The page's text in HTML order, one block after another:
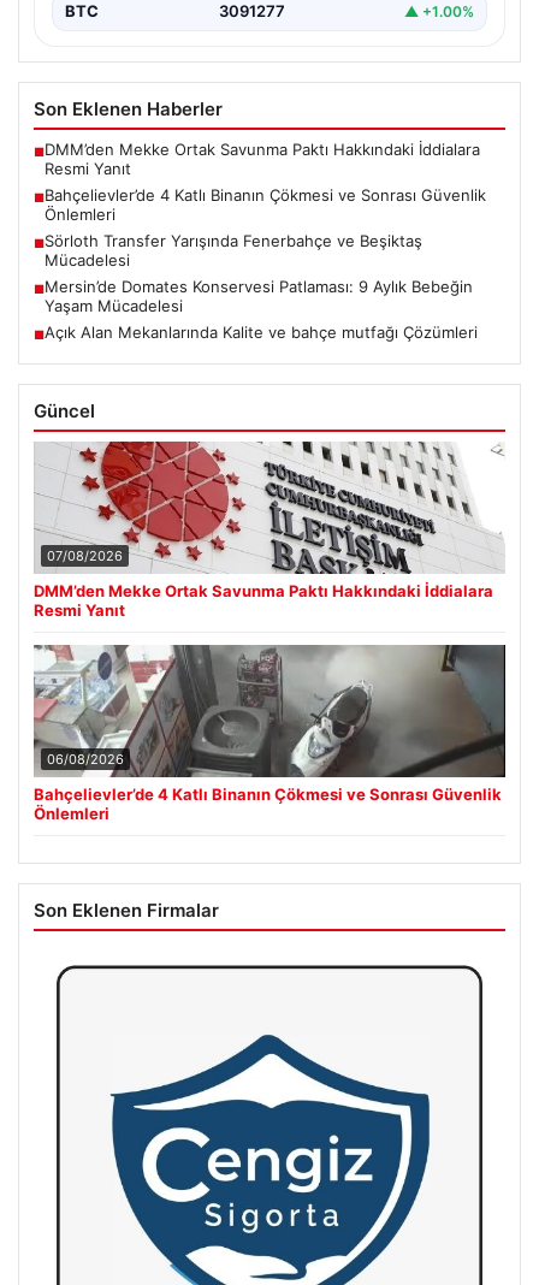
BTC 3091277 ▲ +1.00%
Son Eklenen Haberler
■DMM’den Mekke Ortak Savunma Paktı Hakkındaki İddialara
Resmi Yanıt
■Bahçelievler’de 4 Katlı Binanın Çökmesi ve Sonrası Güvenlik
Önlemleri
■Sörloth Transfer Yarışında Fenerbahçe ve Beşiktaş
Mücadelesi
■Mersin’de Domates Konservesi Patlaması: 9 Aylık Bebeğin
Yaşam Mücadelesi
■Açık Alan Mekanlarında Kalite ve bahçe mutfağı Çözümleri
Güncel
07/08/2026
DMM’den Mekke Ortak Savunma Paktı Hakkındaki İddialara
Resmi Yanıt
06/08/2026
Bahçelievler’de 4 Katlı Binanın Çökmesi ve Sonrası Güvenlik
Önlemleri
Son Eklenen Firmalar